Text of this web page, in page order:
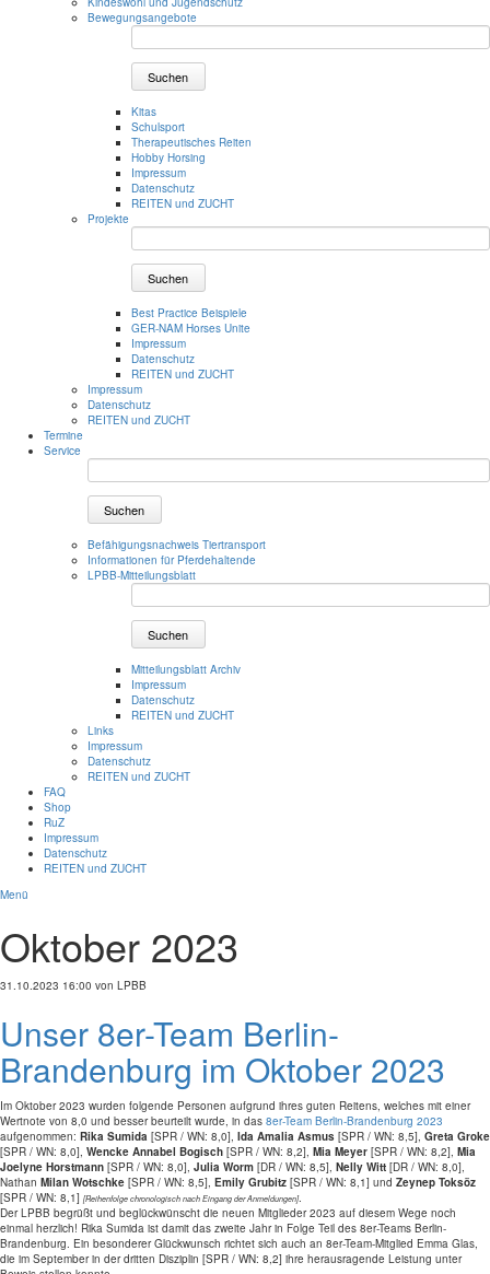
Bewegungsangebote
Suchen
Kitas
Schulsport
Therapeutisches Reiten
Hobby Horsing
Impressum
Datenschutz
REITEN und ZUCHT
Projekte
Suchen
Best Practice Beispiele
GER-NAM Horses Unite
Impressum
Datenschutz
REITEN und ZUCHT
Impressum
Datenschutz
REITEN und ZUCHT
Termine
Service
Suchen
Befähigungsnachweis Tiertransport
Informationen für Pferdehaltende
LPBB-Mitteilungsblatt
Suchen
Mitteilungsblatt Archiv
Impressum
Datenschutz
REITEN und ZUCHT
Links
Impressum
Datenschutz
REITEN und ZUCHT
FAQ
Shop
RuZ
Impressum
Datenschutz
REITEN und ZUCHT
Menü
Oktober 2023
31.10.2023 16:00 von LPBB
Unser 8er-Team Berlin-
Brandenburg im Oktober 2023
Im Oktober 2023 wurden folgende Personen aufgrund ihres guten Reitens, welches mit einer
Wertnote von 8,0 und besser beurteilt wurde, in das 8er-Team Berlin-Brandenburg 2023
aufgenommen: Rika Sumida [SPR / WN: 8,0], Ida Amalia Asmus [SPR / WN: 8,5], Greta Groke
[SPR / WN: 8,0], Wencke Annabel Bogisch [SPR / WN: 8,2], Mia Meyer [SPR / WN: 8,2], Mia
Joelyne Horstmann [SPR / WN: 8,0], Julia Worm [DR / WN: 8,5], Nelly Witt [DR / WN: 8,0],
Nathan Milan Wotschke [SPR / WN: 8,5], Emily Grubitz [SPR / WN: 8,1] und Zeynep Toksöz
[SPR / WN: 8,1] [Reihenfolge chronologisch nach Eingang der Anmeldungen].
Der LPBB begrüßt und beglückwünscht die neuen Mitglieder 2023 auf diesem Wege noch
einmal herzlich! Rika Sumida ist damit das zweite Jahr in Folge Teil des 8er-Teams Berlin-
Brandenburg. Ein besonderer Glückwunsch richtet sich auch an 8er-Team-Mitglied Emma Glas,
die im September in der dritten Disziplin [SPR / WN: 8,2] ihre herausragende Leistung unter